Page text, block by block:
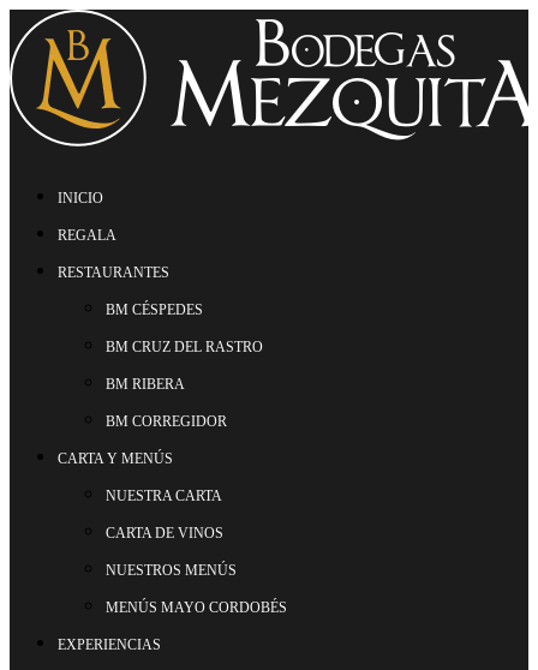
INICIO
REGALA
RESTAURANTES
BM CÉSPEDES
BM CRUZ DEL RASTRO
BM RIBERA
BM CORREGIDOR
CARTA Y MENÚS
NUESTRA CARTA
CARTA DE VINOS
NUESTROS MENÚS
MENÚS MAYO CORDOBÉS
EXPERIENCIAS